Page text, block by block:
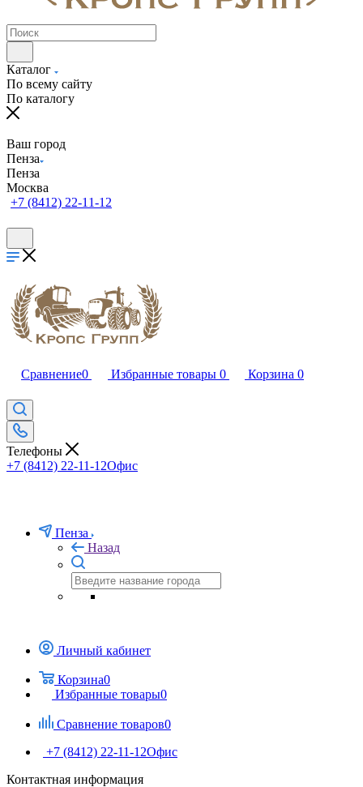
Каталог
По всему сайту
По каталогу
Ваш город
Пенза
Пенза
Москва
+7 (8412) 22-11-12
Сравнение0 Избранные товары 0 Корзина 0
Телефоны
+7 (8412) 22-11-12Офис
Пенза
Назад
Личный кабинет
Корзина0
Избранные товары0
Сравнение товаров0
+7 (8412) 22-11-12Офис
Контактная информация